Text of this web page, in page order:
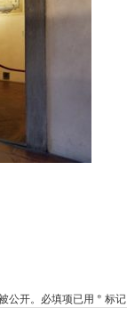
公开。必填项已用 * 标记